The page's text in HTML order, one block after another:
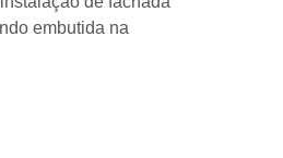
embutida na